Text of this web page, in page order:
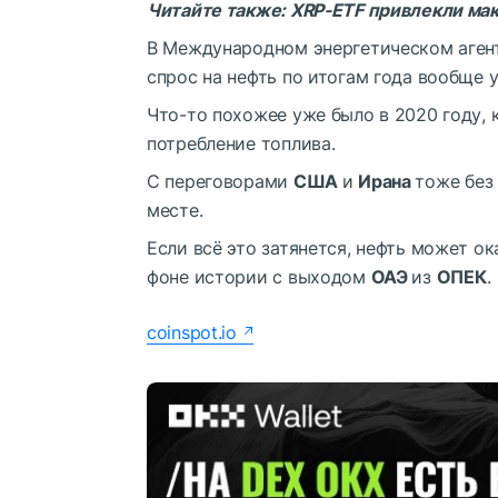
Читайте также: XRP-ETF привлекли
В Международном энергетическом
спрос на нефть по итогам года вообще
Что-то похожее уже было в 2020 году,
потребление топлива.
С переговорами США и Иранатоже
месте.
Если всё это затянется, нефть может
фоне истории с выходом ОАЭ из ОПЕК.
coinspot.io